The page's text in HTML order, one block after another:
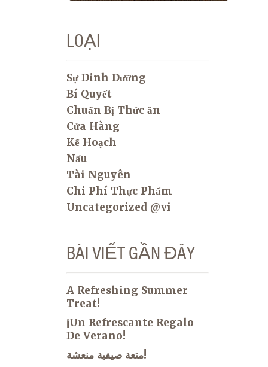
LOẠI
Sự Dinh Dưỡng
Bí Quyết
Chuẩn Bị Thức ăn
Cửa Hàng
Kế Hoạch
Nấu
Tài Nguyên
Chi Phí Thực Phẩm
Uncategorized @vi
BÀI VIẾT GẦN ĐÂY
A Refreshing Summer
Treat!
¡Un Refrescante Regalo
De Verano!
متعة صيفية منعشة!